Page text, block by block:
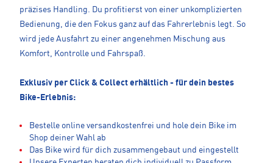
präzises Handling. Du profitierst von einer unkomplizierten
Bedienung, die den Fokus ganz auf das Fahrerlebnis legt. So
wird jede Ausfahrt zu einer angenehmen Mischung aus
Komfort, Kontrolle und Fahrspaß.
Exklusiv per Click & Collect erhältlich - für dein bestes
Bike-Erlebnis:
Bestelle online versandkostenfrei und hole dein Bike im
Shop deiner Wahl ab
Das Bike wird für dich zusammengebaut und eingestellt